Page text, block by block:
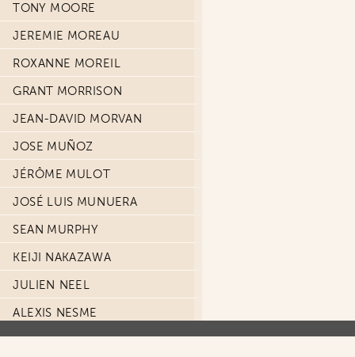
TONY MOORE
JEREMIE MOREAU
ROXANNE MOREIL
GRANT MORRISON
JEAN-DAVID MORVAN
JOSE MUÑOZ
JÉRÔME MULOT
JOSÉ LUIS MUNUERA
SEAN MURPHY
KEIJI NAKAZAWA
JULIEN NEEL
ALEXIS NESME
NORBERT NEUGEBAUER